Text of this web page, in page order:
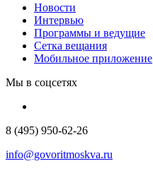
Новости
Интервью
Программы и ведущие
Сетка вещания
Мобильное приложение
Мы в соцсетях
8 (495) 950-62-26
info@govoritmoskva.ru